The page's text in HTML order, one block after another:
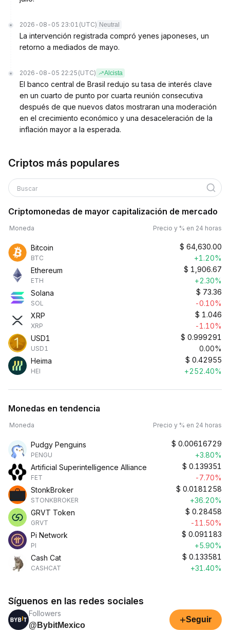
2026-08-05 23:01 (UTC) Neutral
La intervención registrada compró yenes japoneses, un
retorno a mediados de mayo.
2026-08-05 22:25 (UTC) Alcista
El banco central de Brasil redujo su tasa de interés clave
en un cuarto de punto por cuarta reunión consecutiva
después de que nuevos datos mostraran una moderación
en el crecimiento económico y una desaceleración de la
inflación mayor a la esperada.
Criptos más populares
Buscar
Criptomonedas de mayor capitalización de mercado
Moneda Precio y % en 24 horas
Bitcoin
BTC
$ 64,630.00
+1.20%
Ethereum
ETH
$ 1,906.67
+2.30%
Solana
SOL
$ 73.36
-0.10%
XRP
XRP
$ 1.046
-1.10%
USD1
USD1
$ 0.999291
0.00%
Heima
HEI
$ 0.42955
+252.40%
Monedas en tendencia
Moneda Precio y % en 24 horas
Pudgy Penguins
PENGU
$ 0.00616729
+3.80%
Artificial Superintelligence Alliance
FET
$ 0.139351
-7.70%
StonkBroker
STONKBROKER
$ 0.0181258
+36.20%
GRVT Token
GRVT
$ 0.28458
-11.50%
Pi Network
PI
$ 0.091183
+5.90%
Cash Cat
CASHCAT
$ 0.133581
+31.40%
Síguenos en las redes sociales
Followers
@BybitMexico
+Seguir